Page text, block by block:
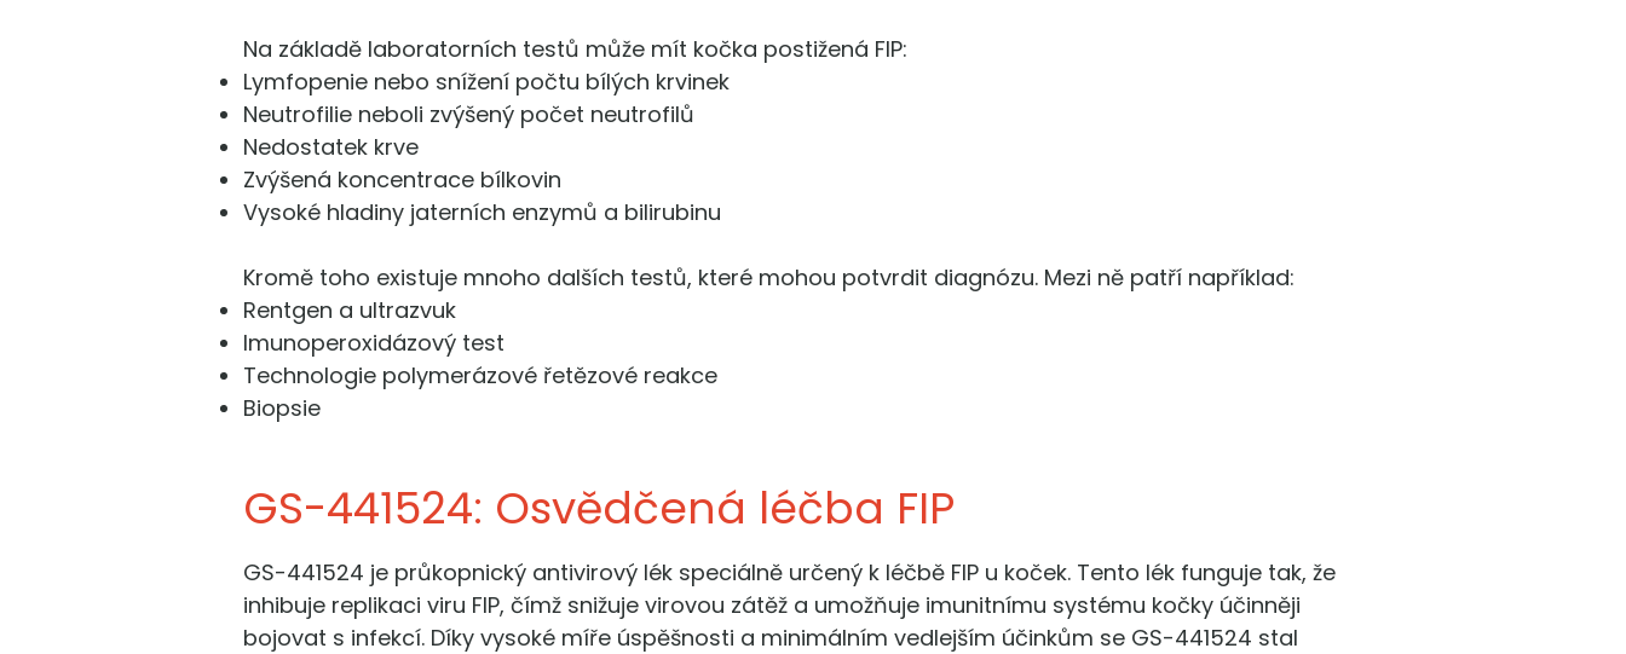
Na základě laboratorních testů může mít kočka postižená FIP:
Lymfopenie nebo snížení počtu bílých krvinek
Neutrofilie neboli zvýšený počet neutrofilů
Nedostatek krve
Zvýšená koncentrace bílkovin
Vysoké hladiny jaterních enzymů a bilirubinu
Kromě toho existuje mnoho dalších testů, které mohou potvrdit diagnózu. Mezi ně patří například:
Rentgen a ultrazvuk
Imunoperoxidázový test
Technologie polymerázové řetězové reakce
Biopsie
GS-441524: Osvědčená léčba FIP
GS-441524 je průkopnický antivirový lék speciálně určený k léčbě FIP u koček. Tento lék funguje tak, že
inhibuje replikaci viru FIP, čímž snižuje virovou zátěž a umožňuje imunitnímu systému kočky účinněji
bojovat s infekcí. Díky vysoké míře úspěšnosti a minimálním vedlejším účinkům se GS-441524 stal